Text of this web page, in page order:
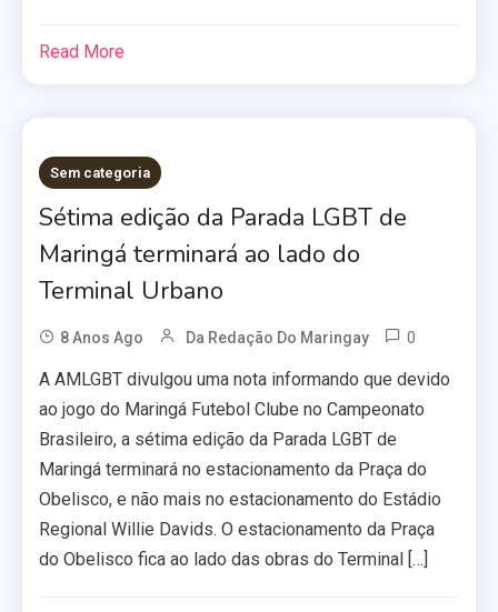
Read More
Sem categoria
Sétima edição da Parada LGBT de
Maringá terminará ao lado do
Terminal Urbano
8 Anos Ago Da Redação Do Maringay 0
A AMLGBT divulgou uma nota informando que devido
ao jogo do Maringá Futebol Clube no Campeonato
Brasileiro, a sétima edição da Parada LGBT de
Maringá terminará no estacionamento da Praça do
Obelisco, e não mais no estacionamento do Estádio
Regional Willie Davids. O estacionamento da Praça
do Obelisco fica ao lado das obras do Terminal […]